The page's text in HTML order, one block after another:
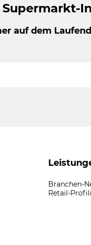
Supermarkt-
auf dem
Branchen-
Retail-